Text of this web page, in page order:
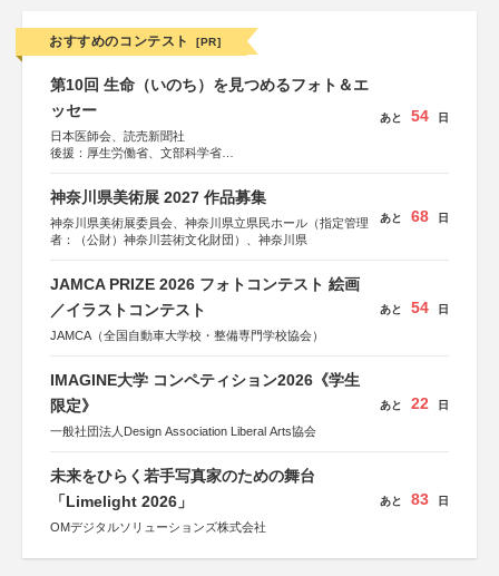
おすすめのコンテスト [PR]
第10回 生命（いのち）を見つめるフォト＆エ
ッセー
日本医師会、読売新聞社
後援：厚生労働省、文部科学省
しん生命保険株式会社
あと 54 日
神奈川県美術展 2027 作品募集
神奈川県美術展委員会、神奈川県立県民ホール（指定管理
者：（公財）神奈川芸術文化財団）、神奈川県
あと 68 日
JAMCA PRIZE 2026 フォトコンテスト 絵画
／イラストコンテスト
JAMCA（全国自動車大学校・整備専門学校協会）
あと 54 日
IMAGINE大学 コンペティション2026《学生
限定》
一般社団法人Design Association Liberal Arts協会
あと 22 日
未来をひらく若手写真家のための舞台
「Limelight 2026」
OMデジタルソリューションズ株式会社
あと 83 日